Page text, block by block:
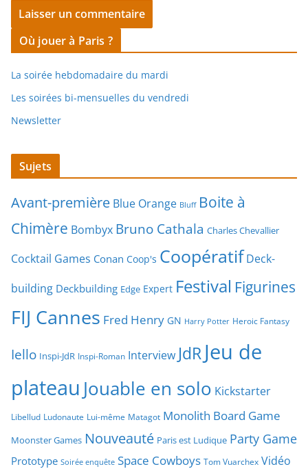
Où jouer à Paris ?
La soirée hebdomadaire du mardi
Les soirées bi-mensuelles du vendredi
Newsletter
Sujets
Avant-première Blue Orange Bluff Boite à
Chimère Bombyx Bruno Cathala Charles Chevallier
Cocktail Games Conan Coop's Coopératif Deck-
building Deckbuilding Edge Expert Festival Figurines
FIJ Cannes Fred Henry GN Harry Potter Heroic Fantasy
Iello Inspi-JdR Inspi-Roman Interview JdRJeu de
plateau Jouable en solo Kickstarter
Libellud Ludonaute Lui-même Matagot Monolith Board Game
Moonster Games Nouveauté Paris est Ludique Party Game
Prototype Soirée enquête Space Cowboys Tom Vuarchex Vidéo